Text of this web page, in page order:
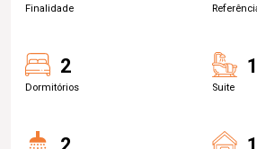
Finalidade
2
Dormitórios
1
Suite
2 1